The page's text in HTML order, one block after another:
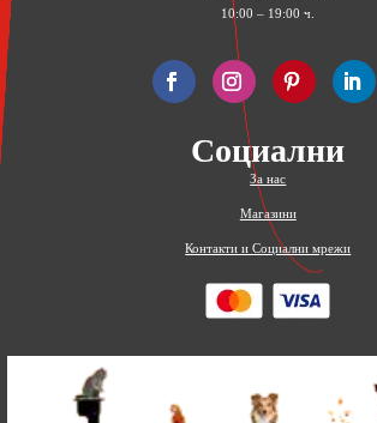
10:00 – 19:00 ч.
Социални
За нас
Магазини
Контакти и Социални мрежи